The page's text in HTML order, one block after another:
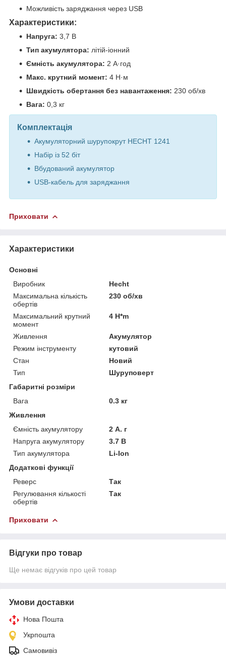
Можливість заряджання через USB
Характеристики:
Напруга: 3,7 В
Тип акумулятора: літій-іонний
Ємність акумулятора: 2 А·год
Макс. крутний момент: 4 Н·м
Швидкість обертання без навантаження: 230 об/хв
Вага: 0,3 кг
Комплектація
Акумуляторний шурупокрут HECHT 1241
Набір із 52 біт
Вбудований акумулятор
USB-кабель для заряджання
Приховати
Характеристики
Основні
Виробник
Hecht
Максимальна кількість
обертів
230 об/хв
Максимальний крутний
момент
4 H*m
Живлення
Акумулятор
Режим інструменту
кутовий
Стан
Новий
Тип
Шуруповерт
Габаритні розміри
Вага
0.3 кг
Живлення
Ємність акумулятору
2 А. г
Напруга акумулятору
3.7 В
Тип акумулятора
Li-Ion
Додаткові функції
Реверс
Так
Регулювання кількості
обертів
Так
Приховати
Відгуки про товар
Ще немає відгуків про цей товар
Умови доставки
Нова Пошта
Укрпошта
Самовивіз